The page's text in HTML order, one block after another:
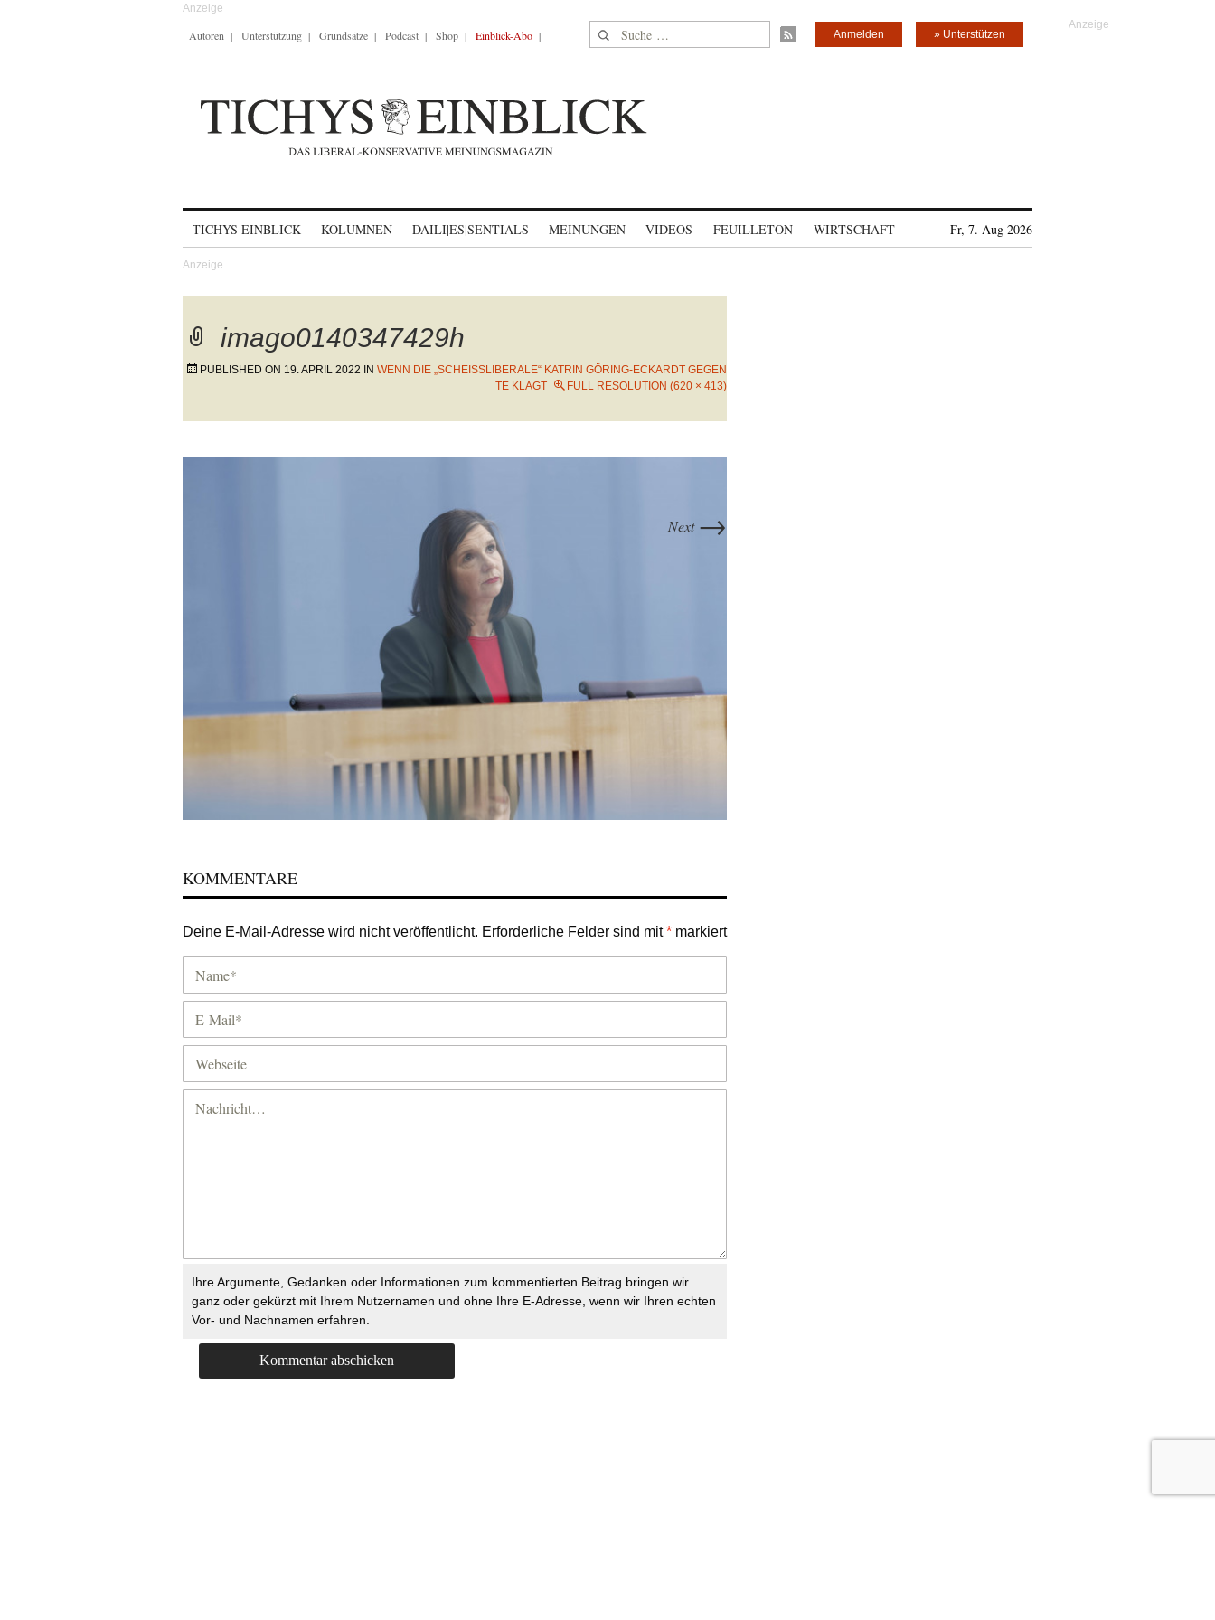
Autoren Unterstützung Grundsätze Podcast Shop Einblick-Abo Suche nach: » Unterstützen
Anmelden
TICHYS EINBLICK KOLUMNEN DAILI|ES|SENTIALS MEINUNGEN VIDEOS FEUILLETON WIRTSCHAFT Fr, 7. Aug 2026
imago0140347429h
PUBLISHED ON 19. APRIL 2022 IN WENN DIE „SCHEISSLIBERALE“ KATRIN GÖRING-ECKARDT GEGEN T
E KLAGT
FULL RESOLUTION (620 × 413)
Next →
KOMMENTARE
Deine E-Mail-Adresse wird nicht veröffentlicht. Erforderliche Felder sind mit* markiert
Ihre Argumente, Gedanken oder Informationen zum kommentierten Beitrag bringen wir
ganz oder gekürzt mit Ihrem Nutzernamen und ohne Ihre E-Adresse, wenn wir Ihren echten
Vor- und Nachnamen erfahren.